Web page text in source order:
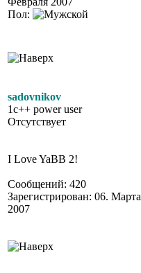
Пол:
sadovnikov
1c++ power user
Отсутствует
I Love YaBB 2!
Сообщений: 420
Зарегистрирован: 06. Марта
2007